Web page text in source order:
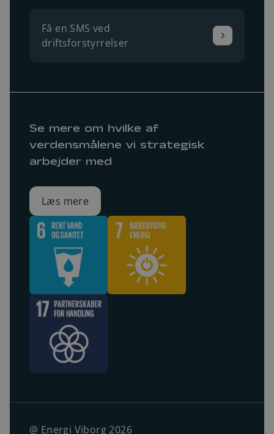
Få en SMS ved
driftsforstyrrelser
Se mere om hvilke af
verdensmålene vi strategisk
arbejder med
Læs mere
@ Energi Viborg 2026